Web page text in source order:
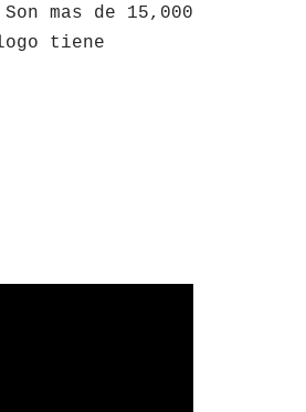
mas de 15,000
tiene